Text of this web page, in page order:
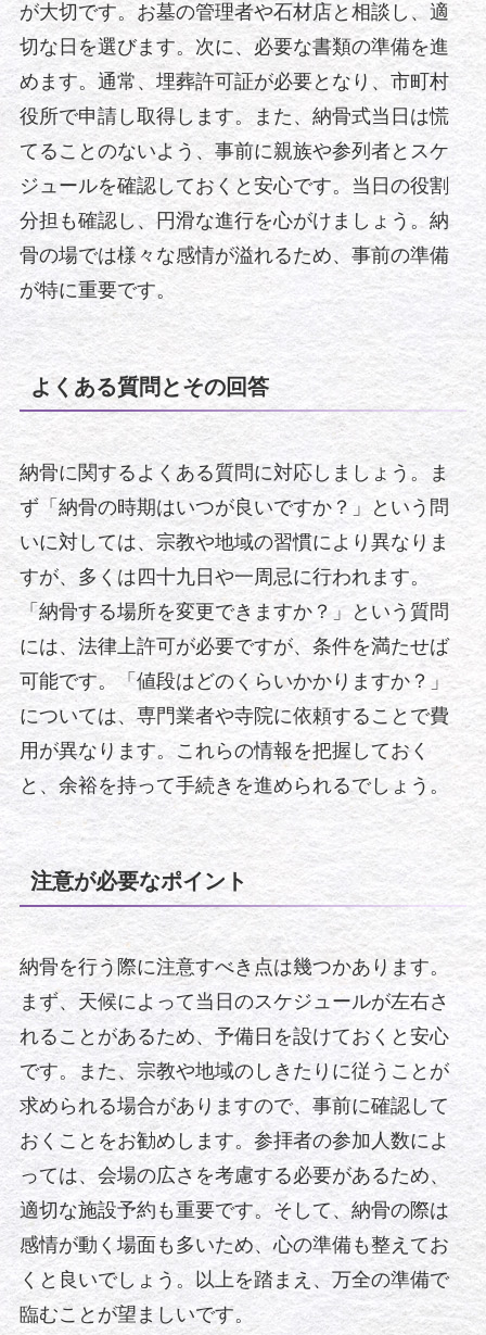
が大切です。お墓の管理者や石材店と相談し、適
切な日を選びます。次に、必要な書類の準備を進
めます。通常、埋葬許可証が必要となり、市町村
役所で申請し取得します。また、納骨式当日は慌
てることのないよう、事前に親族や参列者とスケ
ジュールを確認しておくと安心です。当日の役割
分担も確認し、円滑な進行を心がけましょう。納
骨の場では様々な感情が溢れるため、事前の準備
が特に重要です。
よくある質問とその回答
納骨に関するよくある質問に対応しましょう。ま
ず「納骨の時期はいつが良いですか？」という問
いに対しては、宗教や地域の習慣により異なりま
すが、多くは四十九日や一周忌に行われます。
「納骨する場所を変更できますか？」という質問
には、法律上許可が必要ですが、条件を満たせば
可能です。「値段はどのくらいかかりますか？」
については、専門業者や寺院に依頼することで費
用が異なります。これらの情報を把握しておく
と、余裕を持って手続きを進められるでしょう。
注意が必要なポイント
納骨を行う際に注意すべき点は幾つかあります。
まず、天候によって当日のスケジュールが左右さ
れることがあるため、予備日を設けておくと安心
です。また、宗教や地域のしきたりに従うことが
求められる場合がありますので、事前に確認して
おくことをお勧めします。参拝者の参加人数によ
っては、会場の広さを考慮する必要があるため、
適切な施設予約も重要です。そして、納骨の際は
感情が動く場面も多いため、心の準備も整えてお
くと良いでしょう。以上を踏まえ、万全の準備で
臨むことが望ましいです。